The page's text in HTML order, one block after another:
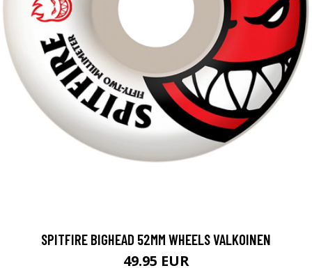
SPITFIRE BIGHEAD 52MM WHEELS VALKOINEN
49.95 EUR